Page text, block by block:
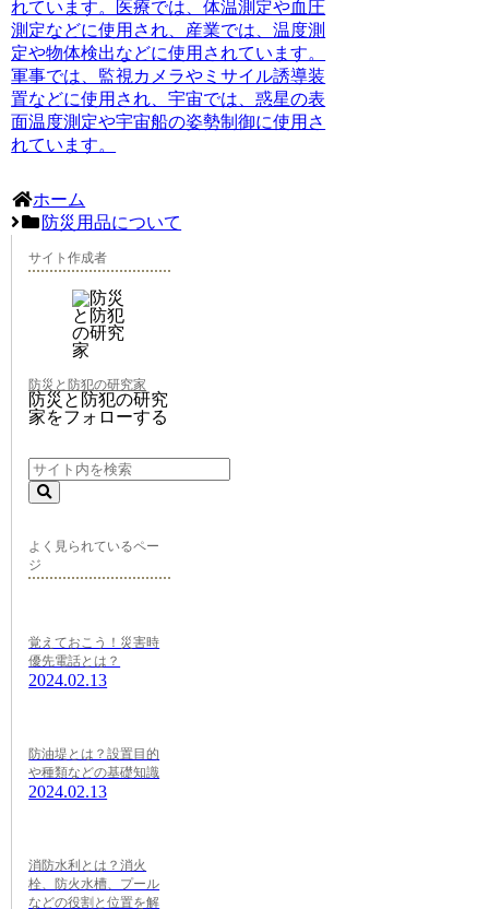
れています。医療では、体温測定や血圧
測定などに使用され、産業では、温度測
定や物体検出などに使用されています。
軍事では、監視カメラやミサイル誘導装
置などに使用され、宇宙では、惑星の表
面温度測定や宇宙船の姿勢制御に使用さ
れています。
ホーム
防災用品について
サイト作成者
防災と防犯の研究家
防災と防犯の研究
家をフォローする
よく見られているペー
ジ
覚えておこう！災害時
優先電話とは？
2024.02.13
防油堤とは？設置目的
や種類などの基礎知識
2024.02.13
消防水利とは？消火
栓、防火水槽、プール
などの役割と位置を解